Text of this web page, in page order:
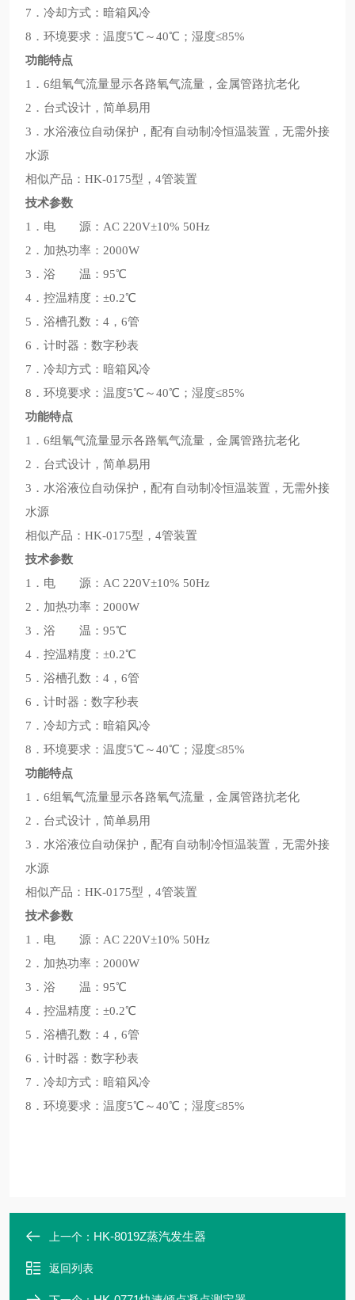
7．冷却方式：暗箱风冷
8．环境要求：温度5℃～40℃；湿度≤85%
功能特点
1．6组氧气流量显示各路氧气流量，金属管路抗老化
2．台式设计，简单易用
3．水浴液位自动保护，配有自动制冷恒温装置，无需外接
水源
相似产品：HK-0175型，4管装置
技术参数
1．电 源：AC 220V±10% 50Hz
2．加热功率：2000W
3．浴 温：95℃
4．控温精度：±0.2℃
5．浴槽孔数：4，6管
6．计时器：数字秒表
7．冷却方式：暗箱风冷
8．环境要求：温度5℃～40℃；湿度≤85%
功能特点
1．6组氧气流量显示各路氧气流量，金属管路抗老化
2．台式设计，简单易用
3．水浴液位自动保护，配有自动制冷恒温装置，无需外接
水源
相似产品：HK-0175型，4管装置
技术参数
1．电 源：AC 220V±10% 50Hz
2．加热功率：2000W
3．浴 温：95℃
4．控温精度：±0.2℃
5．浴槽孔数：4，6管
6．计时器：数字秒表
7．冷却方式：暗箱风冷
8．环境要求：温度5℃～40℃；湿度≤85%
功能特点
1．6组氧气流量显示各路氧气流量，金属管路抗老化
2．台式设计，简单易用
3．水浴液位自动保护，配有自动制冷恒温装置，无需外接
水源
相似产品：HK-0175型，4管装置
技术参数
1．电 源：AC 220V±10% 50Hz
2．加热功率：2000W
3．浴 温：95℃
4．控温精度：±0.2℃
5．浴槽孔数：4，6管
6．计时器：数字秒表
7．冷却方式：暗箱风冷
8．环境要求：温度5℃～40℃；湿度≤85%
上一个： HK-8019Z蒸汽发生器
返回列表